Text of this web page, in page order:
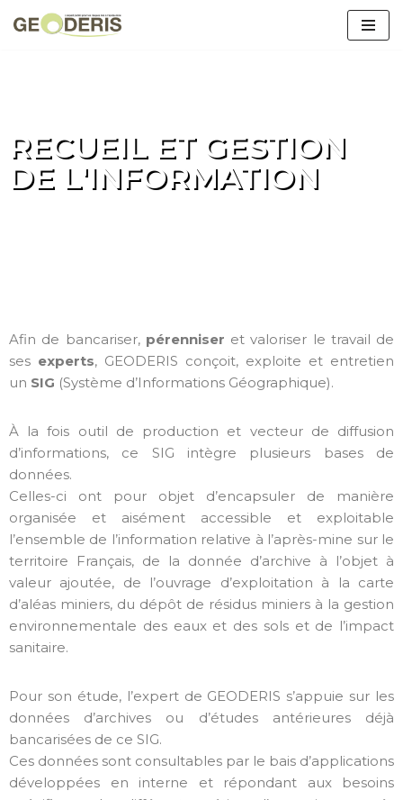
RECUEIL ET GESTION
DE L'INFORMATION
Afin de bancariser, pérenniser et valoriser le travail de
ses experts, GEODERIS conçoit, exploite et entretien
un SIG (Système d’Informations Géographique).
À la fois outil de production et vecteur de diffusion
d’informations, ce SIG intègre plusieurs bases de
données.
Celles-ci ont pour objet d’encapsuler de manière
organisée et aisément accessible et exploitable
l’ensemble de l’information relative à l’après-mine sur le
territoire Français, de la donnée d’archive à l’objet à
valeur ajoutée, de l’ouvrage d’exploitation à la carte
d’aléas miniers, du dépôt de résidus miniers à la gestion
environnementale des eaux et des sols et de l’impact
sanitaire.
Pour son étude, l’expert de GEODERIS s’appuie sur les
données d’archives ou d’études antérieures déjà
bancarisées de ce SIG.
Ces données sont consultables par le bais d’applications
développées en interne et répondant aux besoins